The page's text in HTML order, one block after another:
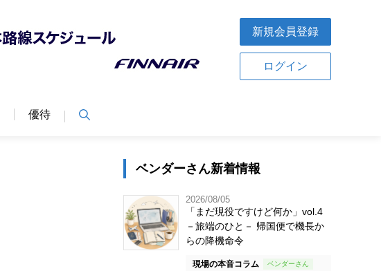
新規会員登録
ログイン
優待
ベンダーさん新着情報
2026/08/05
「まだ現役ですけど何か」vol.4
－旅端のひと－ 帰国便で機長か
らの降機命令
現場の本音コラム